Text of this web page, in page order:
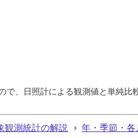
、日照計による観測値と単純比
観測統計の解説 年・季節・各